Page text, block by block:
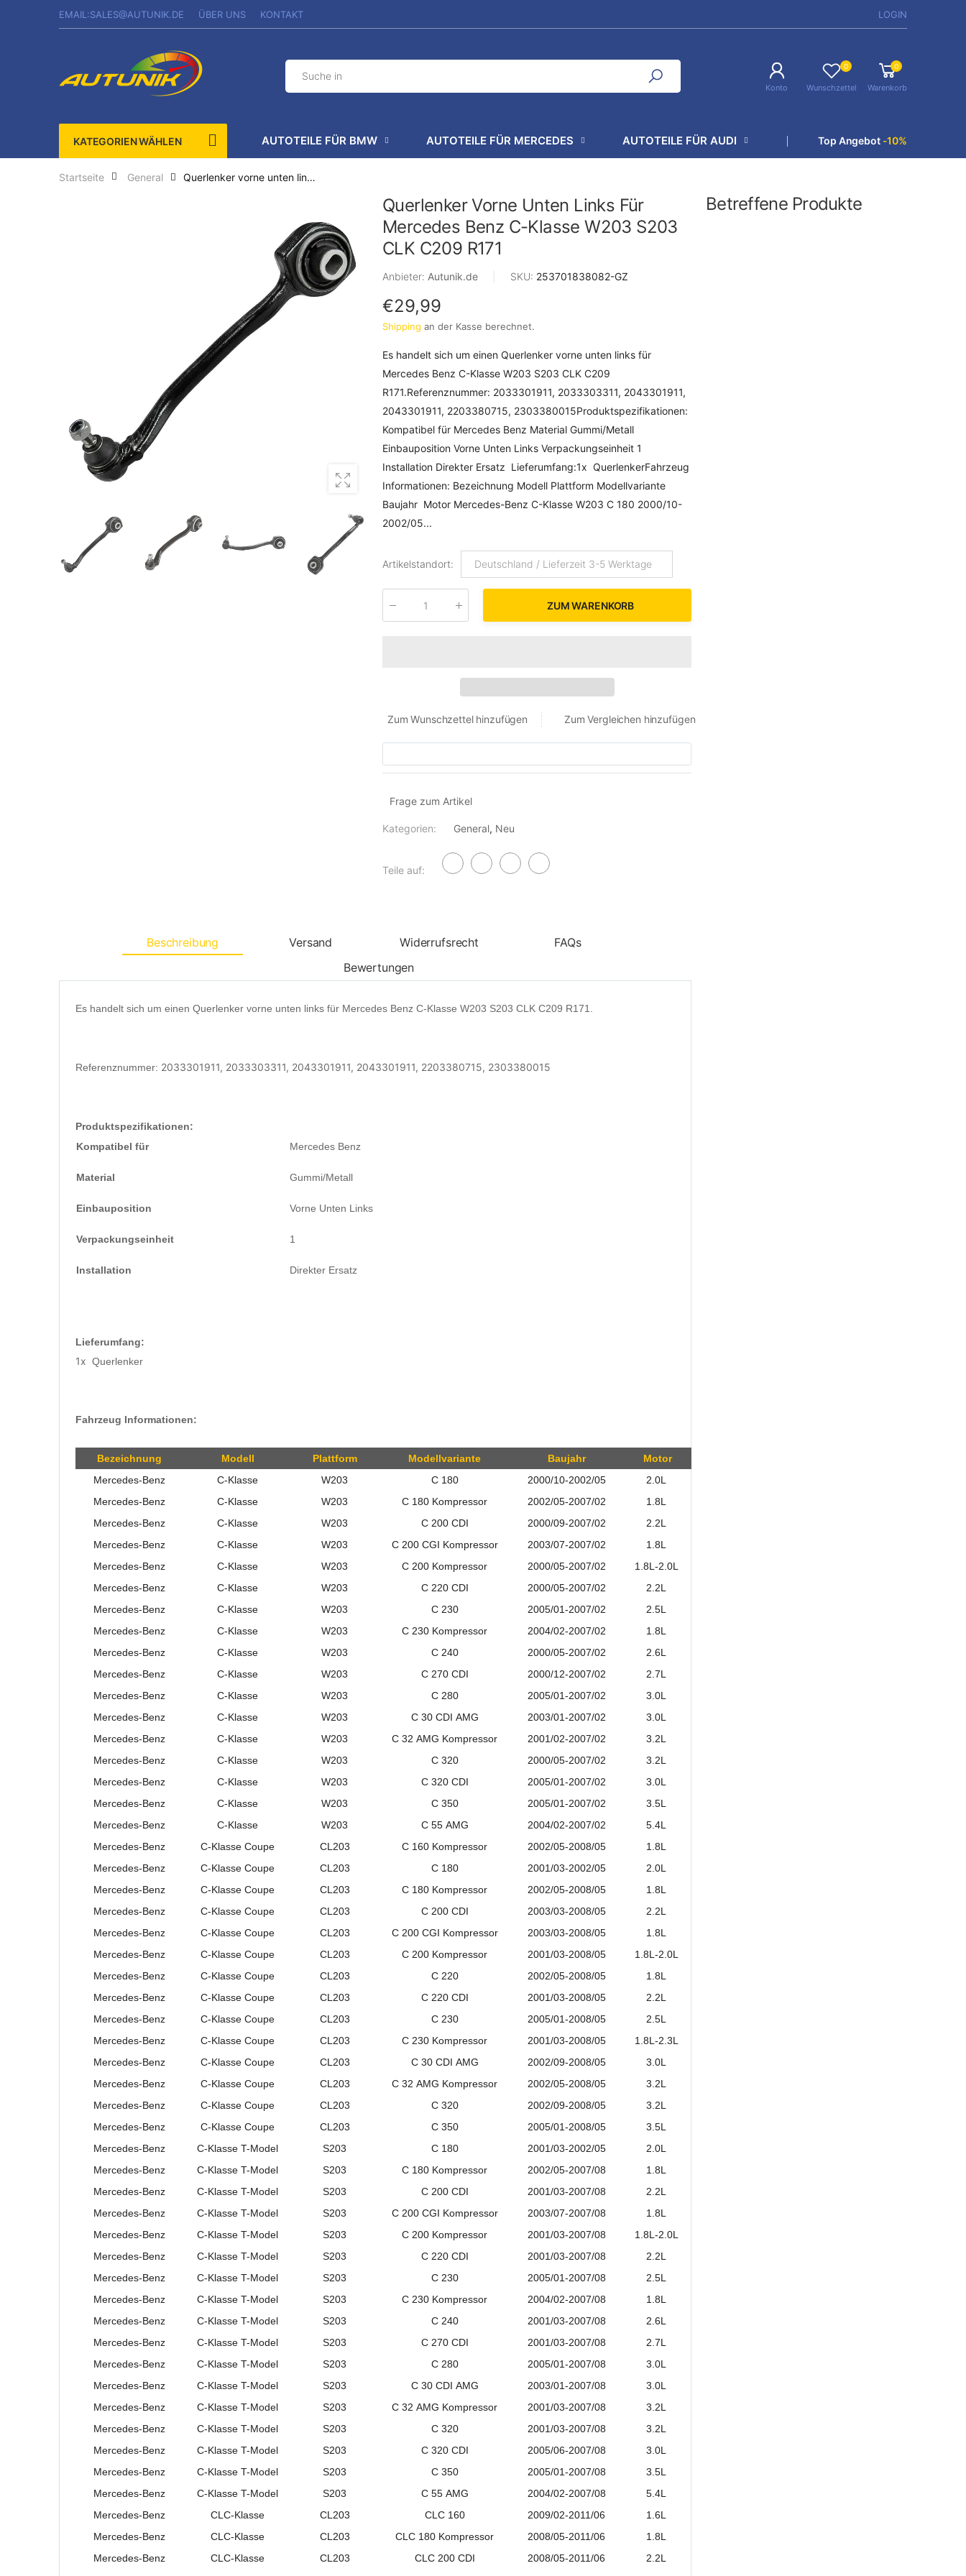
EMAIL:SALES@AUTUNIK.DE ÜBER UNS KONTAKT LOGIN
Konto
0
Wunschzettel
0
Warenkorb
KATEGORIEN WÄHLEN AUTOTEILE FÜR BMW AUTOTEILE FÜR MERCEDES AUTOTEILE FÜR AUDI Top Angebot -10%
Startseite General Querlenker vorne unten links...
Querlenker Vorne Unten Links Für
Mercedes Benz C-Klasse W203 S203
CLK C209 R171
Anbieter: Autunik.de SKU: 253701838082-GZ
€29,99
Shipping an der Kasse berechnet.
Es handelt sich um einen Querlenker vorne unten links für
Mercedes Benz C-Klasse W203 S203 CLK C209
R171.Referenznummer: 2033301911, 2033303311, 2043301911,
2043301911, 2203380715, 2303380015Produktspezifikationen:
Kompatibel für Mercedes Benz Material Gummi/Metall
Einbauposition Vorne Unten Links Verpackungseinheit 1
Installation Direkter Ersatz Lieferumfang:1x QuerlenkerFahrzeug
Informationen: Bezeichnung Modell Plattform Modellvariante
Baujahr Motor Mercedes-Benz C-Klasse W203 C 180 2000/10-
2002/05...
Artikelstandort: Deutschland / Lieferzeit 3-5 Werktage
ZUM WARENKORB
Zum Wunschzettel hinzufügen Zum Vergleichen hinzufügen
Frage zum Artikel
Kategorien: General, Neu
Teile auf:
Beschreibung Versand Widerrufsrecht
FAQs
Bewertungen
Es handelt sich um einen Querlenker vorne unten links für Mercedes Benz C-Klasse W203 S203 CLK C209 R171.
Referenznummer: 2033301911, 2033303311, 2043301911, 2043301911, 2203380715, 2303380015
Produktspezifikationen:
Kompatibel für
Mercedes Benz
Material Gummi/Metall
Einbauposition Vorne Unten Links
Verpackungseinheit 1
Installation Direkter Ersatz
Lieferumfang:
1x Querlenker
Fahrzeug Informationen:
Bezeichnung Modell Plattform Modellvariante Baujahr
Motor
Mercedes-Benz
C-Klasse W203 C 180 2000/10-2002/05
2.0L
Mercedes-Benz
C-Klasse W203 C 180 Kompressor 2002/05-2007/02
1.8L
Mercedes-Benz
C-Klasse W203 C 200 CDI 2000/09-2007/02
2.2L
Mercedes-Benz
C-Klasse W203 C 200 CGI Kompressor 2003/07-2007/02
1.8L
Mercedes-Benz
C-Klasse W203 C 200 Kompressor 2000/05-2007/02
1.8L-2.0L
Mercedes-Benz
C-Klasse W203 C 220 CDI 2000/05-2007/02
2.2L
Mercedes-Benz
C-Klasse W203 C 230 2005/01-2007/02
2.5L
Mercedes-Benz
C-Klasse W203 C 230 Kompressor 2004/02-2007/02
1.8L
Mercedes-Benz
C-Klasse W203 C 240 2000/05-2007/02
2.6L
Mercedes-Benz
C-Klasse W203 C 270 CDI 2000/12-2007/02
2.7L
Mercedes-Benz
C-Klasse W203 C 280 2005/01-2007/02
3.0L
Mercedes-Benz
C-Klasse W203 C 30 CDI AMG 2003/01-2007/02
3.0L
Mercedes-Benz
C-Klasse W203 C 32 AMG Kompressor 2001/02-2007/02
3.2L
Mercedes-Benz
C-Klasse W203 C 320 2000/05-2007/02
3.2L
Mercedes-Benz
C-Klasse W203 C 320 CDI 2005/01-2007/02
3.0L
Mercedes-Benz
C-Klasse W203 C 350 2005/01-2007/02
3.5L
Mercedes-Benz
C-Klasse W203 C 55 AMG 2004/02-2007/02
5.4L
Mercedes-Benz
C-Klasse Coupe CL203 C 160 Kompressor 2002/05-2008/05
1.8L
Mercedes-Benz
C-Klasse Coupe CL203 C 180 2001/03-2002/05
2.0L
Mercedes-Benz
C-Klasse Coupe CL203 C 180 Kompressor 2002/05-2008/05
1.8L
Mercedes-Benz
C-Klasse Coupe CL203 C 200 CDI 2003/03-2008/05
2.2L
Mercedes-Benz
C-Klasse Coupe CL203 C 200 CGI Kompressor 2003/03-2008/05
1.8L
Mercedes-Benz
C-Klasse Coupe CL203 C 200 Kompressor 2001/03-2008/05
1.8L-2.0L
Mercedes-Benz
C-Klasse Coupe CL203 C 220 2002/05-2008/05
1.8L
Mercedes-Benz
C-Klasse Coupe CL203 C 220 CDI 2001/03-2008/05
2.2L
Mercedes-Benz
C-Klasse Coupe CL203 C 230 2005/01-2008/05
2.5L
Mercedes-Benz
C-Klasse Coupe CL203 C 230 Kompressor 2001/03-2008/05
1.8L-2.3L
Mercedes-Benz
C-Klasse Coupe CL203 C 30 CDI AMG 2002/09-2008/05
3.0L
Mercedes-Benz
C-Klasse Coupe CL203 C 32 AMG Kompressor 2002/05-2008/05
3.2L
Mercedes-Benz
C-Klasse Coupe CL203 C 320 2002/09-2008/05
3.2L
Mercedes-Benz
C-Klasse Coupe CL203 C 350 2005/01-2008/05
3.5L
Mercedes-Benz
C-Klasse T-Model S203 C 180 2001/03-2002/05
2.0L
Mercedes-Benz
C-Klasse T-Model S203 C 180 Kompressor 2002/05-2007/08
1.8L
Mercedes-Benz
C-Klasse T-Model S203 C 200 CDI 2001/03-2007/08
2.2L
Mercedes-Benz
C-Klasse T-Model S203 C 200 CGI Kompressor 2003/07-2007/08
1.8L
Mercedes-Benz
C-Klasse T-Model S203 C 200 Kompressor 2001/03-2007/08
1.8L-2.0L
Mercedes-Benz
C-Klasse T-Model S203 C 220 CDI 2001/03-2007/08
2.2L
Mercedes-Benz
C-Klasse T-Model S203 C 230 2005/01-2007/08
2.5L
Mercedes-Benz
C-Klasse T-Model S203 C 230 Kompressor 2004/02-2007/08
1.8L
Mercedes-Benz
C-Klasse T-Model S203 C 240 2001/03-2007/08
2.6L
Mercedes-Benz
C-Klasse T-Model S203 C 270 CDI 2001/03-2007/08
2.7L
Mercedes-Benz
C-Klasse T-Model S203 C 280 2005/01-2007/08
3.0L
Mercedes-Benz
C-Klasse T-Model S203 C 30 CDI AMG 2003/01-2007/08
3.0L
Mercedes-Benz
C-Klasse T-Model S203 C 32 AMG Kompressor 2001/03-2007/08
3.2L
Mercedes-Benz
C-Klasse T-Model S203 C 320 2001/03-2007/08
3.2L
Mercedes-Benz
C-Klasse T-Model S203 C 320 CDI 2005/06-2007/08
3.0L
Mercedes-Benz
C-Klasse T-Model S203 C 350 2005/01-2007/08
3.5L
Mercedes-Benz
C-Klasse T-Model S203 C 55 AMG 2004/02-2007/08
5.4L
Mercedes-Benz
CLC-Klasse CL203 CLC 160 2009/02-2011/06
1.6L
Mercedes-Benz
CLC-Klasse CL203 CLC 180 Kompressor 2008/05-2011/06
1.8L
Mercedes-Benz
CLC-Klasse CL203 CLC 200 CDI 2008/05-2011/06
2.2L
Betreffene Produkte